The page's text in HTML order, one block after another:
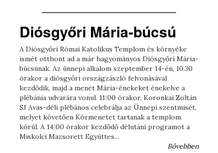
Diósgyőri Mária-búcsú
A Diósgyőri Római Katolikus Templom és környéke
ismét otthont ad a már hagyományos Diósgyőri Mária-
búcsúnak. Az ünnepi alkalom szeptember 14-én, 10.30
órakor a diósgyőri országzászló felvonásával
kezdődik, majd a menet Mária-énekeket énekelve a
plébánia udvarára vonul. 11:00 órakor, Koronkai Zoltán
SJ Avas-déli plébános celebrálja az Ünnepi szentmisét,
melyet követően Körmenetet tartanak a templom
körül. A 14:00 órakor kezdődő délutáni programot a
Miskolci Mazsorett Együttes...
Bővebben